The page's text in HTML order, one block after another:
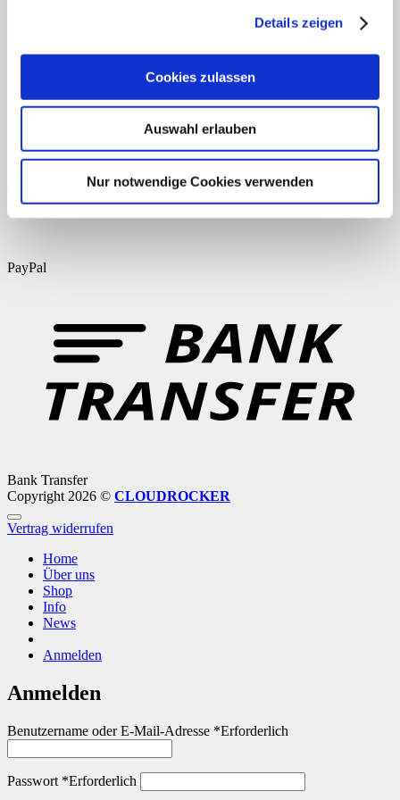
Details zeigen
Cookies zulassen
Auswahl erlauben
Nur notwendige Cookies verwenden
Impressum
PayPal
Bank Transfer
Copyright 2026 © CLOUDROCKER
Vertrag widerrufen
Home
Über uns
Shop
Info
News
Anmelden
Anmelden
Benutzername oder E-Mail-Adresse *Erforderlich
Passwort *Erforderlich